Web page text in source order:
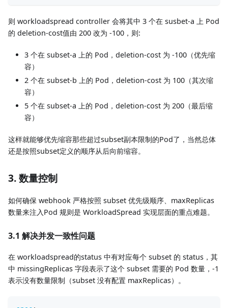
则 workloadspread controller 会将其中 3 个在 susbet-a 上 Pod
的 deletion-cost值由 200 改为 -100，则:
3 个在 subset-a 上的 Pod，deletion-cost 为 -100（优先缩
容）
2 个在 subset-b 上的 Pod，deletion-cost 为 100（其次缩
容）
5 个在 subset-a 上的 Pod，deletion-cost 为 200（最后缩
容）
这样就能够优先缩容那些超过subset副本限制的Pod了，当然总体
还是按照subset定义的顺序从后向前缩容。
3. 数量控制
如何确保 webhook 严格按照 subset 优先级顺序、maxReplicas
数量来注入Pod 规则是 WorkloadSpread 实现层面的重点难题。
3.1 解决并发一致性问题
在 workloadspread的status 中有对应每个 subset 的 status，其
中 missingReplicas 字段表示了这个 subset 需要的 Pod 数量，-1
表示没有数量限制（subset 没有配置 maxReplicas）。